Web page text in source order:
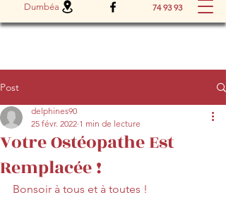
Dumbéa 74 93 93
Post
Votre Ostéopathe Est
Remplacée !
delphines90
25 févr. 2022 1 min de lecture
Bonsoir à tous et à toutes !